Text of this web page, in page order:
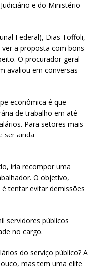
e do Ministério
Federal), Dias Toffoli,
a proposta com bons
O procurador-geral
avaliou em conversas
econômica é que
de trabalho em até
Para setores mais
ser ainda
iria recompor uma
O objetivo,
tentar evitar demissões
servidores públicos
no cargo.
do serviço público? A
mas tem uma elite